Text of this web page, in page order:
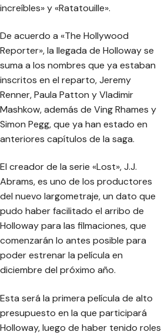
increíbles» y «Ratatouille».
De acuerdo a «The Hollywood
Reporter», la llegada de Holloway se
suma a los nombres que ya estaban
inscritos en el reparto, Jeremy
Renner, Paula Patton y Vladimir
Mashkow, además de Ving Rhames y
Simon Pegg, que ya han estado en
anteriores capítulos de la saga.
El creador de la serie «Lost», J.J.
Abrams, es uno de los productores
del nuevo largometraje, un dato que
pudo haber facilitado el arribo de
Holloway para las filmaciones, que
comenzarán lo antes posible para
poder estrenar la película en
diciembre del próximo año.
Esta será la primera película de alto
presupuesto en la que participará
Holloway, luego de haber tenido roles